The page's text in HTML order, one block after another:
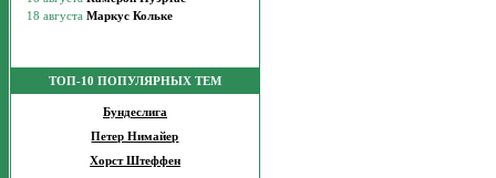
ТОП-10 ПОПУЛЯРНЫХ ТЕМ
Бундеслига
Петер Нимайер
Хорст Штеффен